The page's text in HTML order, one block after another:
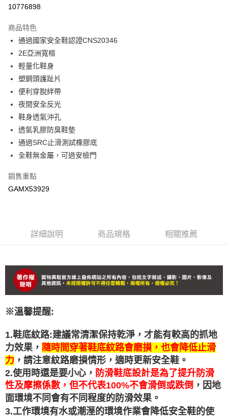
付款後7-11取貨(追蹤碼前面加上868再查詢)
每筆NT$90，滿NT$1,500(含以上)免運費
宅配-運費
每筆NT$90，滿NT$1,500(含以上)免運費
10776898
商品特色
通過國家安全鞋認證CNS20346
2E亞洲寬楦
輕量化鞋身
塑鋼頭護趾片
便利穿脫絆帶
夜間安全反光
鞋身透氣沖孔
透氣乳膠防臭鞋墊
通過SRC止滑測試橡膠底
全鞋無金屬，可過安檢門
銷售重點
GAMX53929
詳細說明 商品規格 相關推薦
※溫馨提醒:
1.鞋底紋路:建議常清潔保持乾淨，才能有較高的抓地
力效果， 隨時間穿著鞋底紋路會磨損，也會降低止滑
力 ，請注意紋路磨損情形，適時更新安全鞋。
2.使用時還是要小心， 防滑鞋底設計是為了提升防滑
性及摩擦係數，但不代表100%不會滑倒或跌倒 ，因地
面環境不同會有不同程度的防滑效果。
3.工作環境有水或潮溼的環境作業會降低安全鞋的使